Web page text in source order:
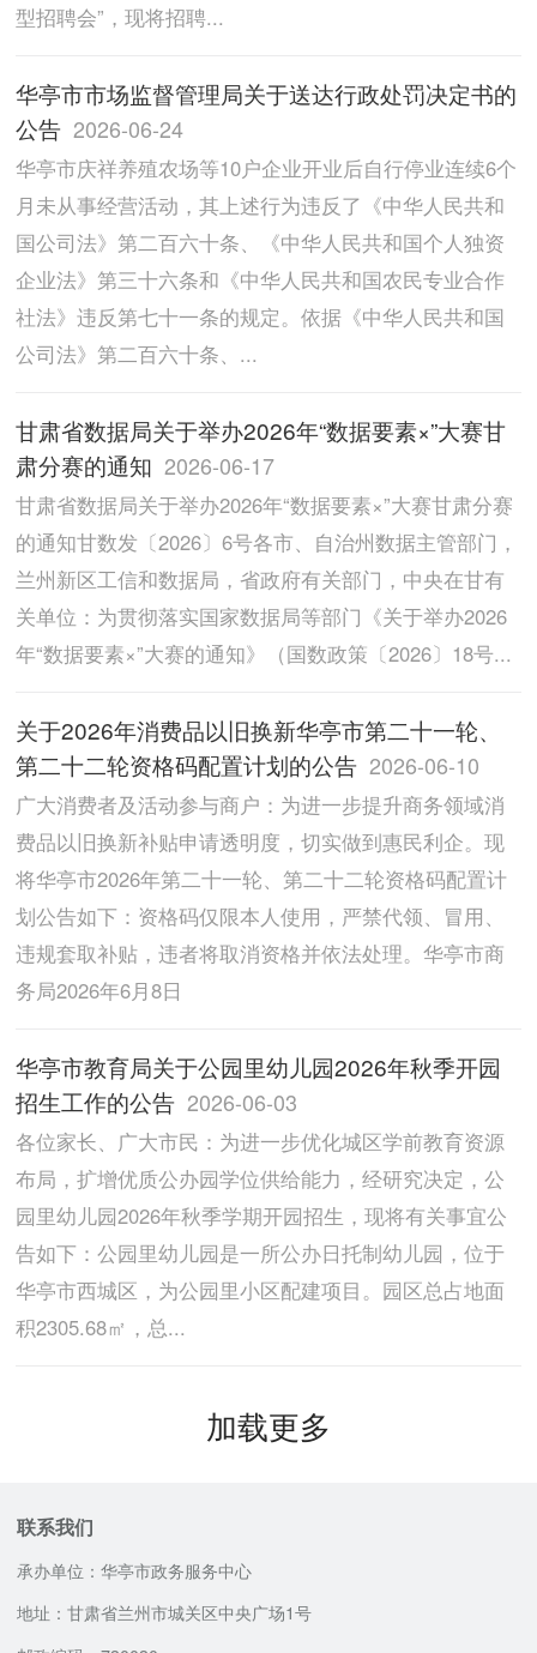
型招聘会”，现将招聘...
华亭市市场监督管理局关于送达行政处罚决定书的
公告 2026-06-24
华亭市庆祥养殖农场等10户企业开业后自行停业连续6个
月未从事经营活动，其上述行为违反了《中华人民共和
国公司法》第二百六十条、《中华人民共和国个人独资
企业法》第三十六条和《中华人民共和国农民专业合作
社法》违反第七十一条的规定。依据《中华人民共和国
公司法》第二百六十条、...
甘肃省数据局关于举办2026年“数据要素×”大赛甘
肃分赛的通知 2026-06-17
甘肃省数据局关于举办2026年“数据要素×”大赛甘肃分赛
的通知甘数发〔2026〕6号各市、自治州数据主管部门，
兰州新区工信和数据局，省政府有关部门，中央在甘有
关单位：为贯彻落实国家数据局等部门《关于举办2026
年“数据要素×”大赛的通知》（国数政策〔2026〕18号...
关于2026年消费品以旧换新华亭市第二十一轮、
第二十二轮资格码配置计划的公告 2026-06-10
广大消费者及活动参与商户：为进一步提升商务领域消
费品以旧换新补贴申请透明度，切实做到惠民利企。现
将华亭市2026年第二十一轮、第二十二轮资格码配置计
划公告如下：资格码仅限本人使用，严禁代领、冒用、
违规套取补贴，违者将取消资格并依法处理。华亭市商
务局2026年6月8日
华亭市教育局关于公园里幼儿园2026年秋季开园
招生工作的公告 2026-06-03
各位家长、广大市民：为进一步优化城区学前教育资源
布局，扩增优质公办园学位供给能力，经研究决定，公
园里幼儿园2026年秋季学期开园招生，现将有关事宜公
告如下：公园里幼儿园是一所公办日托制幼儿园，位于
华亭市西城区，为公园里小区配建项目。园区总占地面
积2305.68㎡，总...
加载更多
联系我们
承办单位：华亭市政务服务中心
地址：甘肃省兰州市城关区中央广场1号